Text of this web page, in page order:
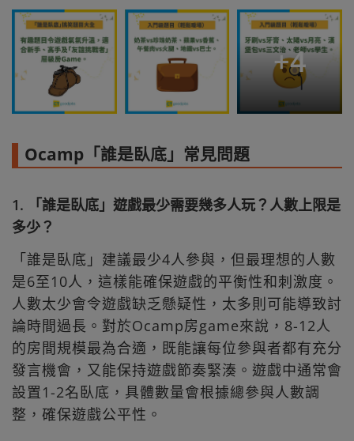
+4
Ocamp「誰是臥底」常見問題
1. 「誰是臥底」遊戲最少需要幾多人玩？人數上限是
多少？
「誰是臥底」建議最少4人參與，但最理想的人數
是6至10人，這樣能確保遊戲的平衡性和刺激度。
人數太少會令遊戲缺乏懸疑性，太多則可能導致討
論時間過長。對於Ocamp房game來說，8-12人
的房間規模最為合適，既能讓每位參與者都有充分
發言機會，又能保持遊戲節奏緊湊。遊戲中通常會
設置1-2名臥底，具體數量會根據總參與人數調
整，確保遊戲公平性。